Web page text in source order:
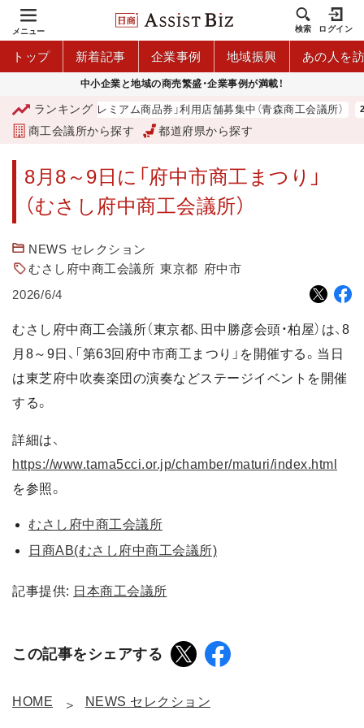
メニュー 検索 ログイン
トップ 新着記事 企業事例 地域振興 あの人を
中小企業と地域の商売繁盛・企業事例が満載！
ランキング
「青森市プレミアム商品券」利用店舗募集中（青森商工会議所）
商工会議所から探す 都道府県から探す
8月8～9日に「府中市商工まつり」
（むさし府中商工会議所）
NEWS セレクション
むさし府中商工会議所 東京都 府中市
2026/6/4
むさし府中商工会議所（東京都、田中勝彦会頭・柏屋）は、8
月8～9日、「第63回府中市商工まつり」を開催する。当日
は東芝府中吹奏楽団の演奏などステージイベントを開催
する。
詳細は、
https://www.tama5cci.or.jp/chamber/maturi/index.html
を参照。
むさし府中商工会議所
日商AB(むさし府中商工会議所)
記事提供: 日本商工会議所
この記事をシェアする
HOME NEWS セレクション